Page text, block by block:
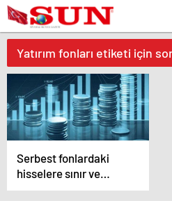
Yatırım fonları etiketi için
Serbest fonlardaki
hisselere sınır ve
şeffaflık geliyor